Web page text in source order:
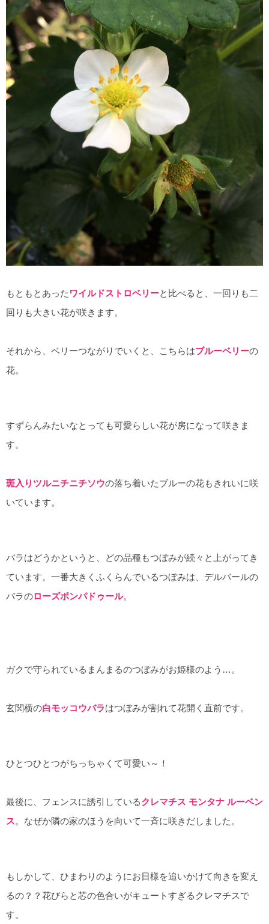
もともとあった ワイルドストロベリーと比べると、一回りも二
回りも大きい花が咲きます。
それから、ベリーつながりでいくと、こちらはブルーベリーの
花。
すずらんみたいなとっても可愛らしい花が房になって咲きま
す。
斑入りツルニチニチソウの落ち着いたブルーの花もきれいに咲
いています。
バラはどうかというと、どの品種もつぼみが続々と上がってき
ています。一番大きくふくらんでいるつぼみは、デルバールの
バラのローズポンパドゥール。
ガクで守られているまんまるのつぼみがお姫様のよう…。
玄関横の白モッコウバラはつぼみが割れて花開く直前です。
ひとつひとつがちっちゃくて可愛い～！
最後に、フェンスに誘引しているクレマチス モンタナ ルーベン
ス。なぜか隣の家のほうを向いて一斉に咲きだしました。
もしかして、ひまわりのようにお日様を追いかけて向きを変え
るの？？花びらと芯の色合いがキュートすぎるクレマチスで
す。